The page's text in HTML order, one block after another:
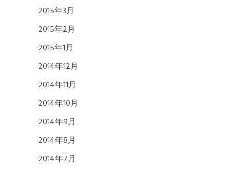
2015年3月
2015年2月
2015年1月
2014年12月
2014年11月
2014年10月
2014年9月
2014年8月
2014年7月